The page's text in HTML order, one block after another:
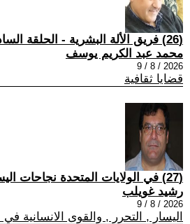
(26) فريق الألة البشرية - الحلقة السادسة
محمد عبد الكريم يوسف
2026 / 8 / 9
قضايا ثقافية
(27) في الولايات المتحدة نجاحات اليساريين تتواصل
رشيد غويلب
2026 / 8 / 9
اليسار , التحرر , والقوى الانسانية في